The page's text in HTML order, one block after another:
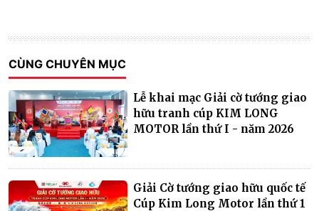
CÙNG CHUYÊN MỤC
Lễ khai mạc Giải cờ tướng giao
hữu tranh cúp KIM LONG
MOTOR lần thứ I - năm 2026
Giải Cờ tướng giao hữu quốc tế
Cúp Kim Long Motor lần thứ 1